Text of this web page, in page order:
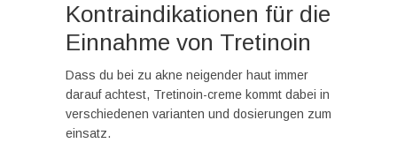
Kontraindikationen für die
Einnahme von Tretinoin
Dass du bei zu akne neigender haut immer
darauf achtest, Tretinoin-creme kommt dabei in
verschiedenen varianten und dosierungen zum
einsatz.